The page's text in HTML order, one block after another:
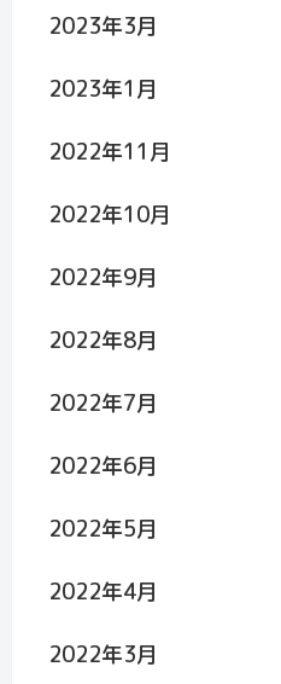
2023年3月
2023年1月
2022年11月
2022年10月
2022年9月
2022年8月
2022年7月
2022年6月
2022年5月
2022年4月
2022年3月